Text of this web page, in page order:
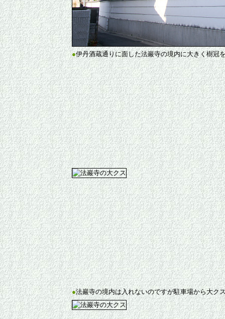
●伊丹酒蔵通りに面した法巖寺の境内に大きく樹冠
●法巖寺の境内は入れないのですが駐車場から大ク